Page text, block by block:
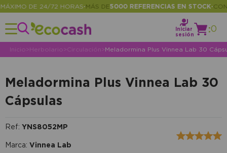
DE 24/72 HORAS•MÁS DE 5000 REFERENCIAS EN STOCK•
Iniciar
sesión
:0
Inicio>Herbolario>Circulación>Meladormina Plus Vinnea Lab 30
Meladormina Plus Vinnea Lab 30
Cápsulas
Ref: YNS8052MP
Marca: Vinnea Lab